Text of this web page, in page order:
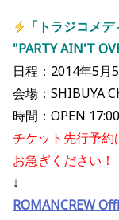
「トラジコメ
"PARTY AIN'T
日程：2014年5月
会場：SHIBUYA
時間：OPEN
チケット先行予約
お急ぎください！
↓
ROMANCREW